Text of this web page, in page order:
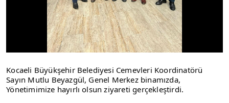
Kocaeli Büyükşehir Belediyesi Cemevleri Koordinatörü
Sayın Mutlu Beyazgül, Genel Merkez binamızda,
Yönetimimize hayırlı olsun ziyareti gerçekleştirdi.